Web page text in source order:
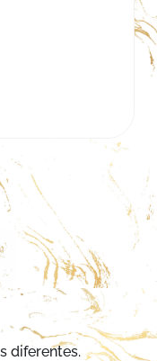
diferentes.